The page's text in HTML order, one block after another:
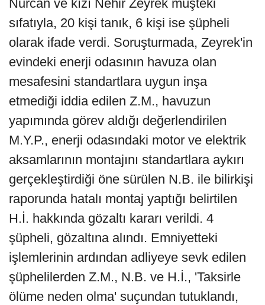
Nurcan ve kızı Nehir Zeyrek müşteki
sıfatıyla, 20 kişi tanık, 6 kişi ise şüpheli
olarak ifade verdi. Soruşturmada, Zeyrek'in
evindeki enerji odasının havuza olan
mesafesini standartlara uygun inşa
etmediği iddia edilen Z.M., havuzun
yapımında görev aldığı değerlendirilen
M.Y.P., enerji odasındaki motor ve elektrik
aksamlarının montajını standartlara aykırı
gerçekleştirdiği öne sürülen N.B. ile bilirkişi
raporunda hatalı montaj yaptığı belirtilen
H.İ. hakkında gözaltı kararı verildi. 4
şüpheli, gözaltına alındı. Emniyetteki
işlemlerinin ardından adliyeye sevk edilen
şüphelilerden Z.M., N.B. ve H.İ., 'Taksirle
ölüme neden olma' suçundan tutuklandı,